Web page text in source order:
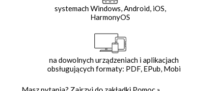
systemach Windows, Android, iOS,
HarmonyOS
na dowolnych urządzeniach i aplikacjach
obsługujących formaty: PDF, EPub, Mobi